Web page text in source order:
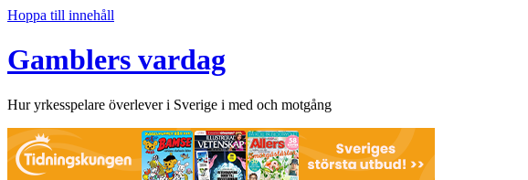
Hoppa till innehåll
Gamblers vardag
Hur yrkesspelare överlever i Sverige i med och motgång